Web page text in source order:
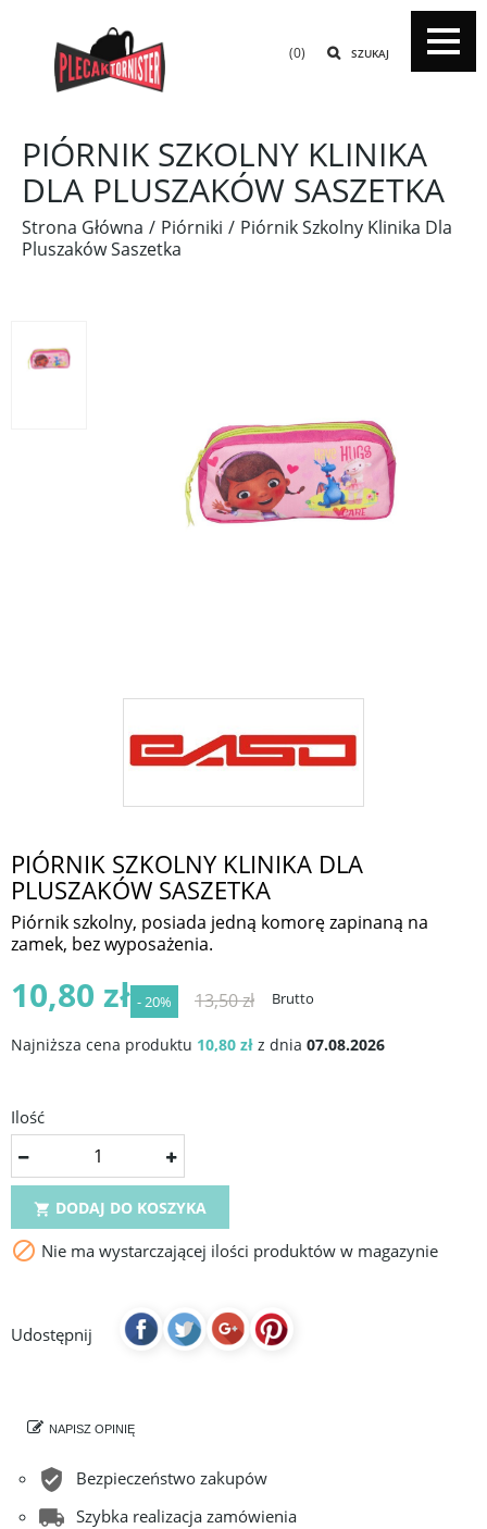
SZUKAJ
(0)
PIÓRNIK SZKOLNY KLINIKA
DLA PLUSZAKÓW SASZETKA
Strona Główna Piórniki
Piórnik Szkolny Klinika Dla
Pluszaków Saszetka
PIÓRNIK SZKOLNY KLINIKA DLA
PLUSZAKÓW SASZETKA
Piórnik szkolny, posiada jedną komorę zapinaną na
zamek, bez wyposażenia.
10,80 zł - 20% 13,50 zł Brutto
Najniższa cena produktu 10,80 zł z dnia 07.08.2026
Ilość
 DODAJ DO KOSZYKA
 Nie ma wystarczającej ilości produktów w magazynie
Udostępnij
NAPISZ OPINIĘ
Bezpieczeństwo zakupów
Szybka realizacja zamówienia